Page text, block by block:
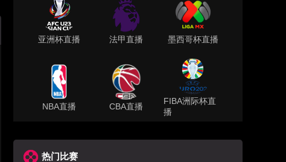
亚洲杯直播 法甲直播 墨西哥杯直播
NBA直播 CBA直播
FIBA洲际杯直
播
热门比赛